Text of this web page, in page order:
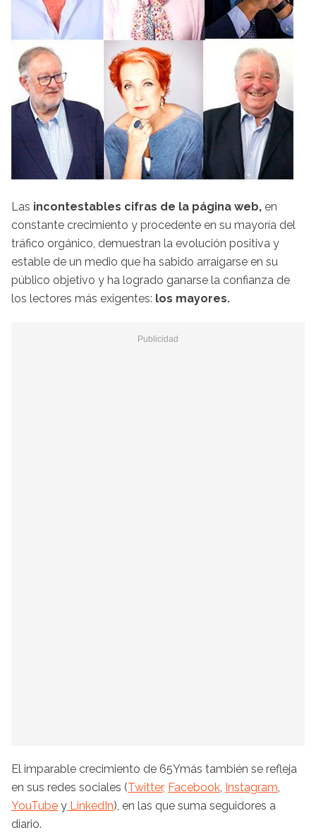
Las incontestables cifras de la página web, en
constante crecimiento y procedente en su mayoría del
tráfico orgánico, demuestran la evolución positiva y
estable de un medio que ha sabido arraigarse en su
público objetivo y ha logrado ganarse la confianza de
los lectores más exigentes: los mayores.
El imparable crecimiento de 65Ymás también se refleja
en sus redes sociales (Twitter, Facebook, Instagram,
YouTube y LinkedIn), en las que suma seguidores a
diario.